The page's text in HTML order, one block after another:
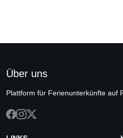
Über uns
Plattform für Ferienunterkünfte auf